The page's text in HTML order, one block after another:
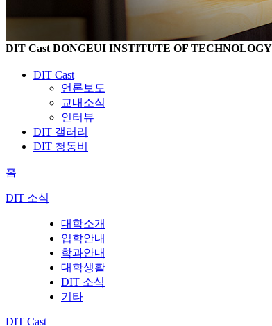
DIT Cast DONGEUI INSTITUTE OF TECHNOLOGY
DIT Cast
언론보도
교내소식
인터뷰
DIT 갤러리
DIT 청동비
홈
DIT 소식
대학소개
입학안내
학과안내
대학생활
DIT 소식
기타
DIT Cast